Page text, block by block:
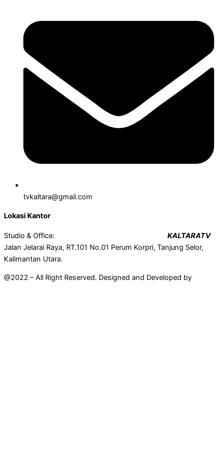
tvkaltara@gmail.com
Lokasi Kantor
Studio & Office: KALTARATV
Jalan Jelarai Raya, RT.101 No.01 Perum Korpri, Tanjung Selor,
Kalimantan Utara.
@2022 – All Right Reserved. Designed and Developed by